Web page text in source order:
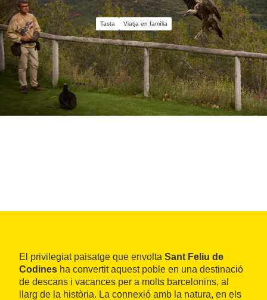
Tasta Viatja en família
El privilegiat paisatge que envolta Sant Feliu de
Codines ha convertit aquest poble en una destinació
de descans i vacances per a molts barcelonins, al
llarg de la història. La connexió amb la natura, en els